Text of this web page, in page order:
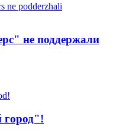
не поддержали